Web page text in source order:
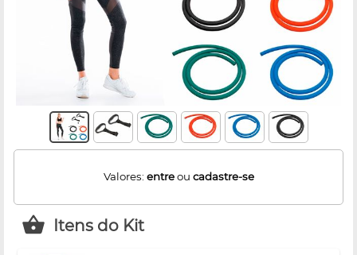
Valores: entreou cadastre-se
Itens do Kit